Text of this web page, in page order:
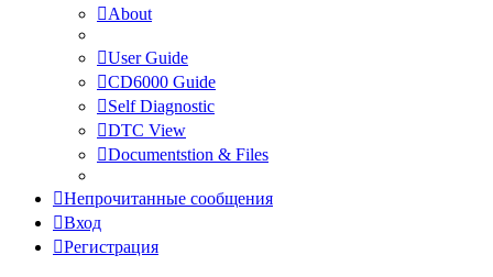
About
User Guide
CD6000 Guide
Self Diagnostic
DTC View
Documentstion & Files
Непрочитанные сообщения
Вход
Регистрация